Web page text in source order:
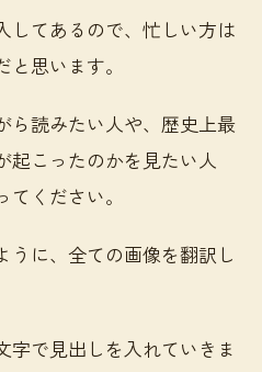
してあるので、忙しい方は
思います。
ら読みたい人や、歴史上最
起こったのかを見たい人
ください。
うに、全ての画像を翻訳し
字で見出しを入れていきま